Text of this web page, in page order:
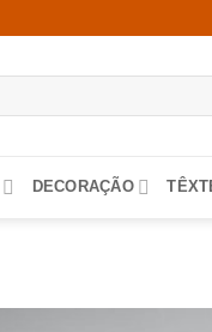
DECORAÇÃO